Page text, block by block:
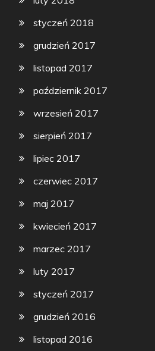
styczeń 2018
grudzień 2017
listopad 2017
październik 2017
wrzesień 2017
sierpień 2017
lipiec 2017
czerwiec 2017
maj 2017
kwiecień 2017
marzec 2017
luty 2017
styczeń 2017
grudzień 2016
listopad 2016